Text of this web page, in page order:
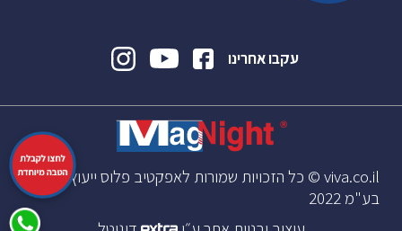
עקבו אחרינו
viva.co.il © כל הזכויות שמורות לאפקטיב פלוס ייעוץ וניהול
בע"מ 2022